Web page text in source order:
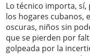
Lo técnico importa,
los hogares cubanos,
oscuras, niños sin
que se pierden por
golpeada por la